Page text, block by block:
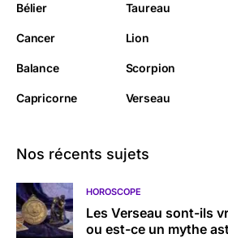
Bélier Taureau
Cancer Lion
Balance Scorpion
Capricorne Verseau
Nos récents sujets
HOROSCOPE
Les Verseau sont-ils
ou est-ce un mythe